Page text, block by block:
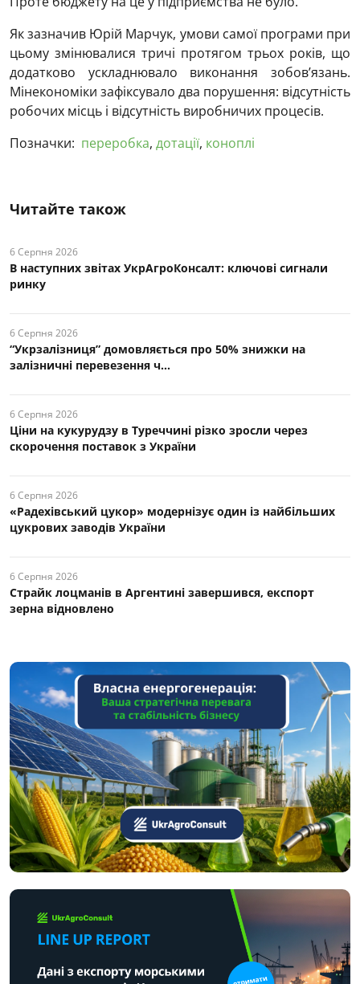
Як зазначив Юрій Марчук, умови самої програми при
цьому змінювалися тричі протягом трьох років, що
додатково ускладнювало виконання зобов’язань.
Мінекономіки зафіксувало два порушення: відсутність
робочих місць і відсутність виробничих процесів.
Позначки: переробка, дотації, коноплі
Читайте також
6 Серпня 2026
В наступних звітах УкрАгроКонсалт: ключові cигнали
ринку
6 Серпня 2026
“Укрзалізниця” домовляється про 50% знижки на
залізничні перевезення ч...
6 Серпня 2026
Ціни на кукурудзу в Туреччині різко зросли через
скорочення поставок з України
6 Серпня 2026
«Радехівський цукор» модернізує один із найбільших
цукрових заводів України
6 Серпня 2026
Страйк лоцманів в Аргентині завершився, експорт
зерна відновлено